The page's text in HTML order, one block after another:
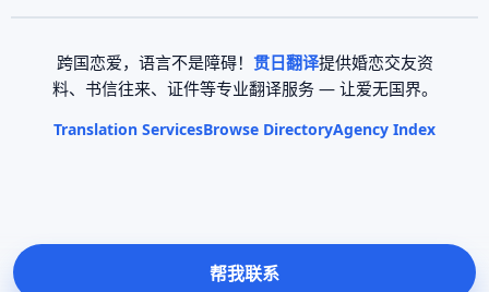
跨国恋爱，语言不是障碍！ 贯日翻译提供婚恋交友资
料、书信往来、证件等专业翻译服务 — 让爱无国界。
Translation ServicesBrowse DirectoryAgency Index
帮我联系